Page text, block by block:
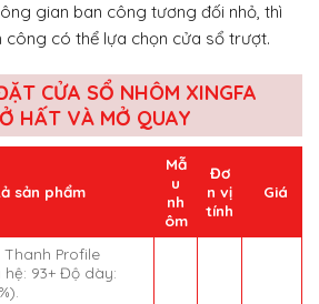
gian ban công tương đối nhỏ, thì
công có thể lựa chọn cửa sổ trượt.
CỬA SỔ NHÔM XINGFA
HẤT VÀ MỞ QUAY
sản phẩm
Mẫ
u
nh
ôm
Đơ
n vị
tính
Giá
Thanh Profile
93+ Độ dày: